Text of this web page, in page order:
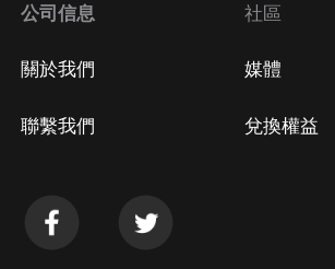
公司信息
關於我們
聯繫我們
社區
媒體
兌換權益